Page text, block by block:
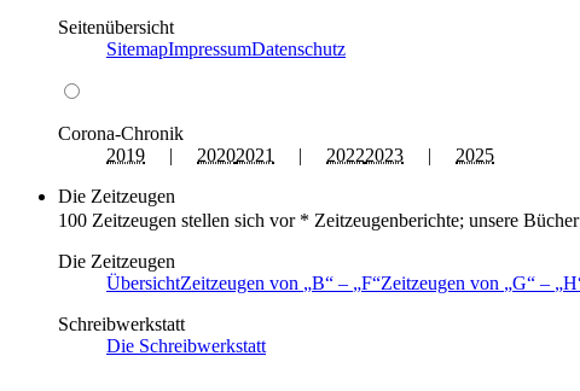
Seitenübersicht
SitemapImpressumDatenschutz
Corona-Chronik
2019 | 20202021 | 20222023 | 2025
Die Zeitzeugen
100 Zeitzeugen stellen sich vor * Zeitzeugenberichte; unsere Bücher
Die Zeitzeugen
ÜbersichtZeitzeugen von B – F Zeitzeugen von G – H
Schreibwerkstatt
Die Schreibwerkstatt